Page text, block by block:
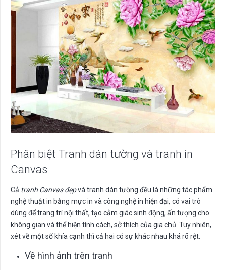
Phân biệt Tranh dán tường và tranh in
Canvas
Cả tranh Canvas đẹpvà tranh dán tường đều là những tác phẩm
nghệ thuật in bằng mực in và công nghệ in hiện đại, có vai trò
dùng để trang trí nội thất, tạo cảm giác sinh động, ấn tượng cho
không gian và thể hiện tính cách, sở thích của gia chủ. Tuy nhiên,
xét về một số khía cạnh thì cả hai có sự khác nhau khá rõ rệt.
Về hình ảnh trên tranh